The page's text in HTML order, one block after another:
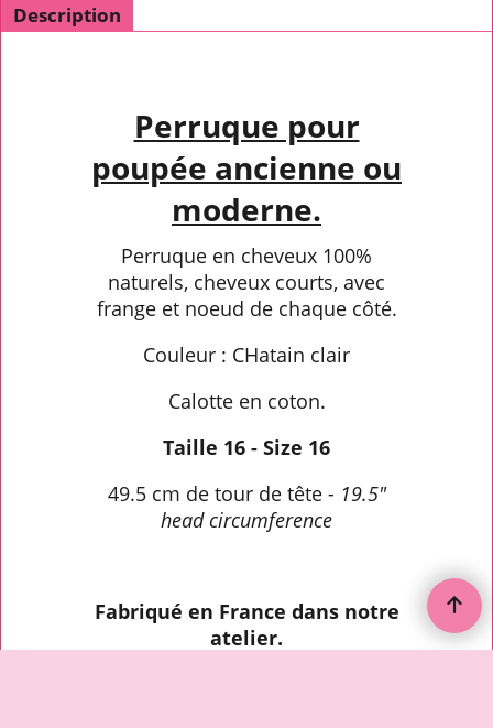
Description
Perruque pour
poupée ancienne ou
moderne.
Perruque en cheveux 100%
naturels, cheveux courts, avec
frange et noeud de chaque côté.
Couleur : CHatain clair
Calotte en coton.
Taille 16 - Size 16
49.5 cm de tour de tête - 19.5"
head circumference
Fabriqué en France dans notre
atelier.